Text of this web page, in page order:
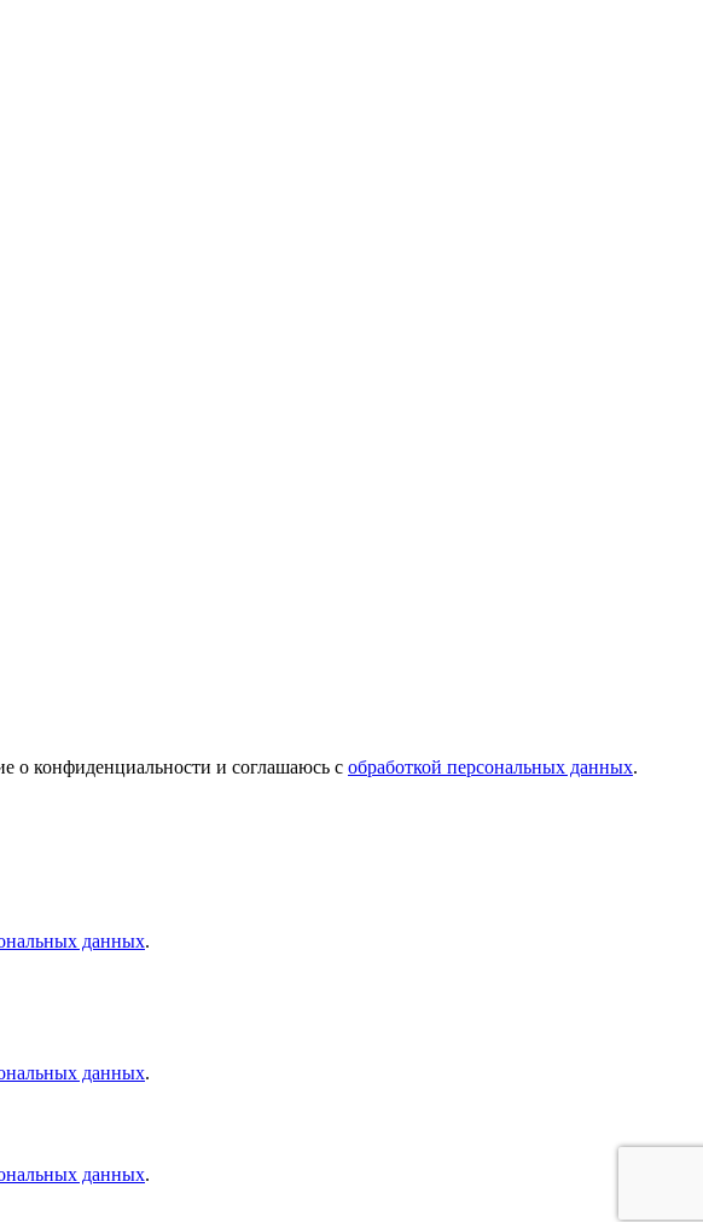
о конфиденциальности и соглашаюсь с обработкой персональных данных.
данных.
данных.
данных.